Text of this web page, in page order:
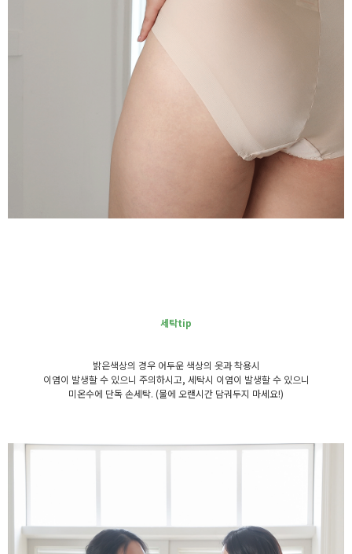
세탁tip
밝은색상의 경우 어두운 색상의 옷과 착용시
이염이 발생할 수 있으니 주의하시고, 세탁시 이염이 발생할 수 있으니
미온수에 단독 손세탁. (물에 오랜시간 담궈두지 마세요!)